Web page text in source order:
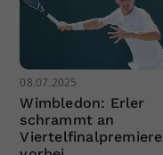
08.07.2025
Wimbledon: Erler
schrammt an
Viertelfinalpremiere